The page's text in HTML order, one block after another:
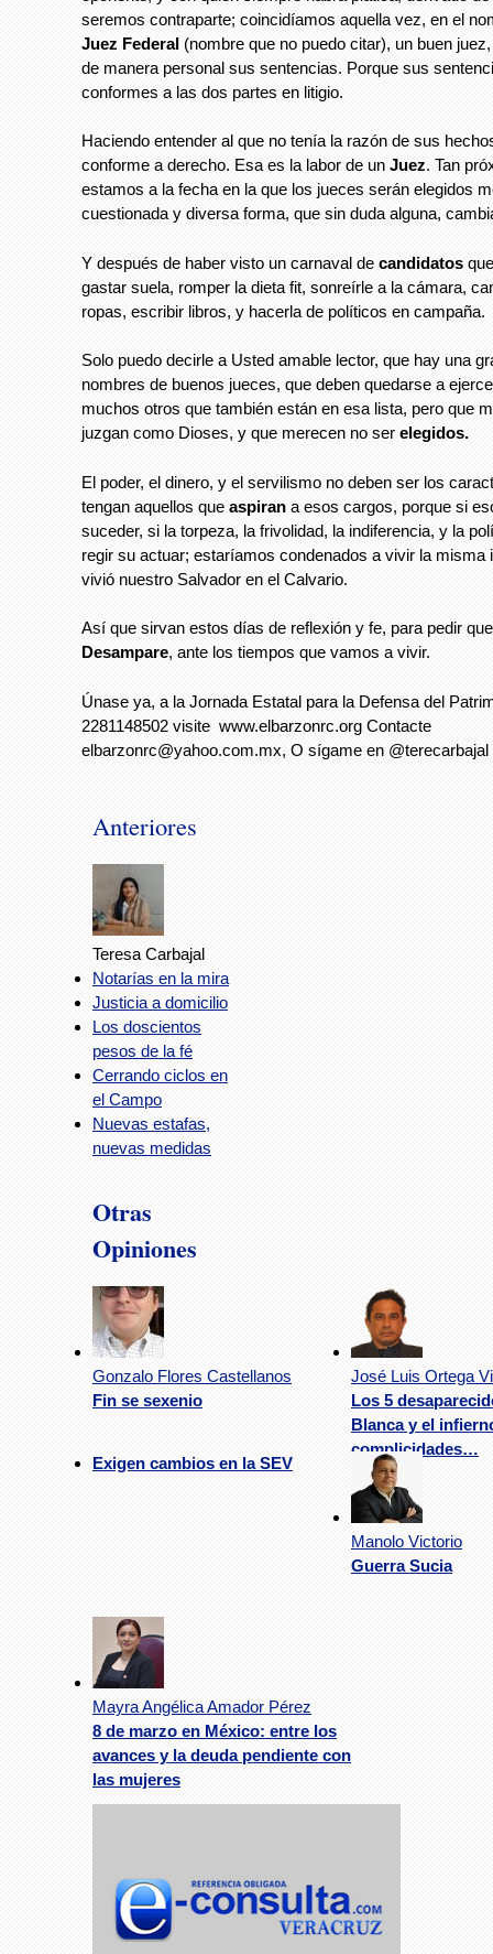
seremos contraparte; coincidíamos aquella vez, en el
Juez Federal (nombre que no puedo citar), un buen
de manera personal sus sentencias. Porque sus
conformes a las dos partes en litigio.
Haciendo entender al que no tenía la razón de sus
conforme a derecho. Esa es la labor de un Juez. Tan
estamos a la fecha en la que los jueces serán elegidos
cuestionada y diversa forma, que sin duda alguna,
Y después de haber visto un carnaval de candidatos
gastar suela, romper la dieta fit, sonreírle a la cámara,
ropas, escribir libros, y hacerla de políticos en campaña.
Solo puedo decirle a Usted amable lector, que hay una
nombres de buenos jueces, que deben quedarse a
muchos otros que también están en esa lista, pero que
juzgan como Dioses, y que merecen no ser elegidos.
El poder, el dinero, y el servilismo no deben ser los
tengan aquellos que aspiran a esos cargos, porque si
suceder, si la torpeza, la frivolidad, la indiferencia, y la
regir su actuar; estaríamos condenados a vivir la misma
vivió nuestro Salvador en el Calvario.
Así que sirvan estos días de reflexión y fe, para pedir que
Desampare, ante los tiempos que vamos a vivir.
Únase ya, a la Jornada Estatal para la Defensa del
2281148502 visite www.elbarzonrc.org Contacte
elbarzonrc@yahoo.com.mx, O sígame en @terecarbajal
Anteriores
Teresa Carbajal
Notarías en la mira
Justicia a domicilio
Los doscientos
pesos de la fé
Cerrando ciclos en
el Campo
Nuevas estafas,
nuevas medidas
Otras
Opiniones
Gonzalo Flores Castellanos
Fin se sexenio
José Luis Ortega
Los 5
Blanca y el
complicidades…
Exigen cambios en la SEV
Manolo Victorio
Guerra Sucia
Mayra Angélica Amador Pérez
8 de marzo en México: entre los
avances y la deuda pendiente con
las mujeres